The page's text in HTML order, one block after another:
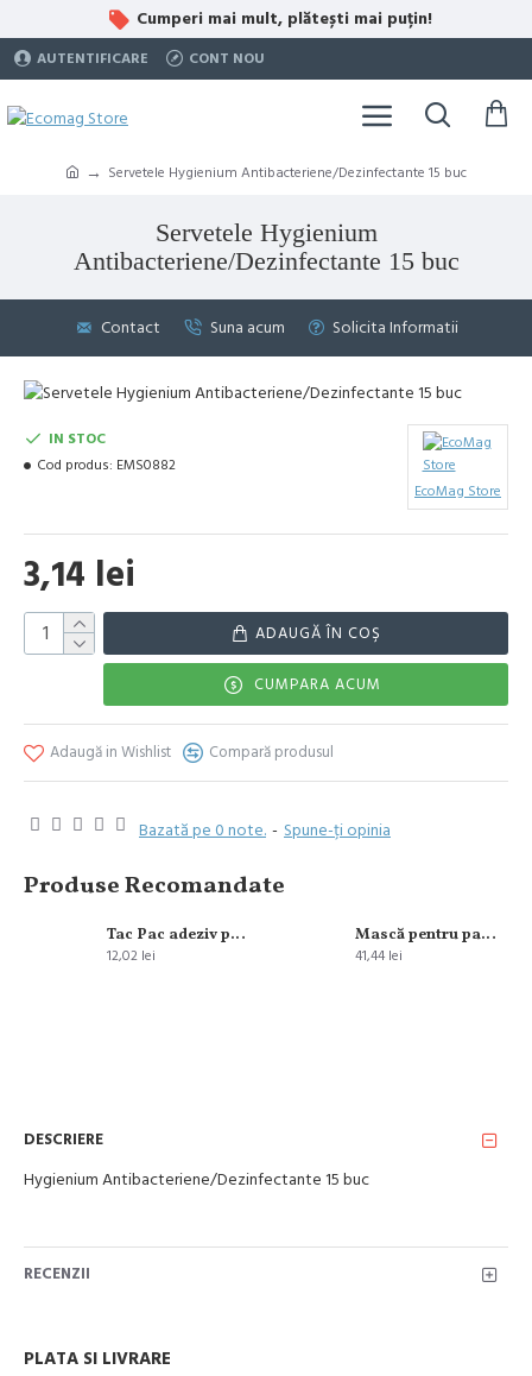
Cumperi mai mult, plătești mai puțin!
AUTENTIFICARE CONT NOU
Servetele Hygienium Antibacteriene/Dezinfectante 15 buc
Servetele Hygienium
Antibacteriene/Dezinfectante 15 buc
Contact Suna acum Solicita Informatii
Bazată pe 0 note. - Spune-ţi opinia
3,14 lei
IN STOC
Cod produs: EMS0882
EcoMag Store
ADAUGĂ ÎN COŞ
CUMPARA ACUM
Adaugă in Wishlist Compară produsul
Produse Recomandate
Tac Pac adeziv pentru incaltaminte 9 gr
12,02 lei
Mască pentru par L’Oreal Paris Elseve Ulei Extraordinary 300 ml
41,44 lei
DESCRIERE
Hygienium Antibacteriene/Dezinfectante 15 buc
RECENZII
PLATA SI LIVRARE